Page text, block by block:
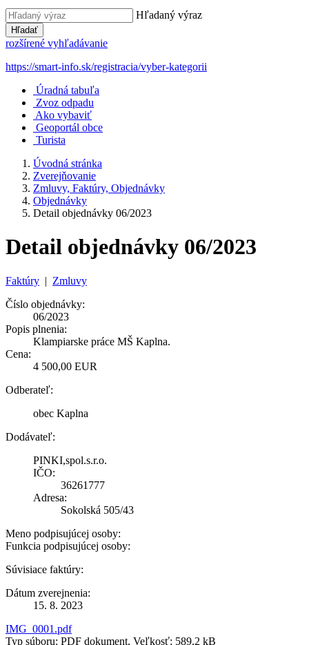
Hľadaný výraz
Hľadať
rozšírené vyhľadávanie
https://smart-info.sk/registracia/vyber-kategorii
Úradná tabuľa
Zvoz odpadu
Ako vybaviť
Geoportál obce
Turista
Úvodná stránka
Zverejňovanie
Zmluvy, Faktúry, Objednávky
Objednávky
Detail objednávky 06/2023
Detail objednávky 06/2023
Faktúry | Zmluvy
Číslo objednávky:
06/2023
Popis plnenia:
Klampiarske práce MŠ Kaplna.
Cena:
4 500,00 EUR
Odberateľ:
obec Kaplna
Dodávateľ:
PINKI,spol.s.r.o.
IČO:
36261777
Adresa:
Sokolská 505/43
Meno podpisujúcej osoby:
Funkcia podpisujúcej osoby:
Súvisiace faktúry:
Dátum zverejnenia:
15. 8. 2023
IMG_0001.pdf
Typ súboru: PDF dokument, Veľkosť: 589,2 kB